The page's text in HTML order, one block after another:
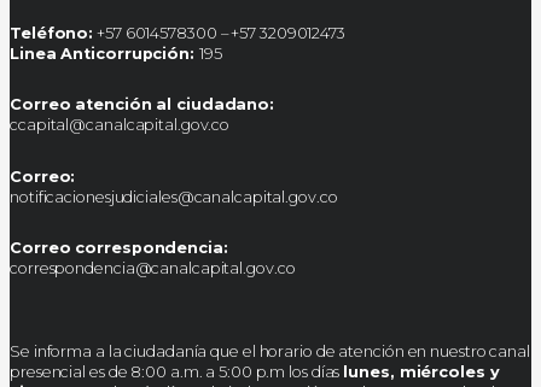
Teléfono: +57 6014578300 – +57 3209012473
Linea Anticorrupción: 195
Correo atención al ciudadano:
ccapital@canalcapital.gov.co
Correo:
notificacionesjudiciales@canalcapital.gov.co
Correo correspondencia:
correspondencia@canalcapital.gov.co
Se informa a la ciudadanía que el horario de atención en nuestro canal
presencial es de 8:00 a.m. a 5:00 p.m los días lunes, miércoles y